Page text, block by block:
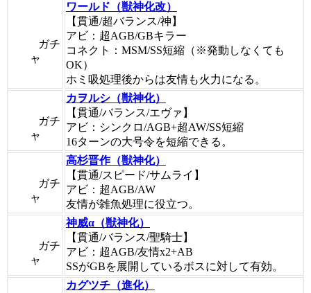
ガチ
ャ
ワールド（獣神化改）
【貫通/超バランス/神】
アビ：超AGB/GBキラー
コネクト：MSM/SS短縮（※発動しなくても
OK）
ホミ吸処理後からは友情も火力になる。
ガチ
ャ
カヲルシ（獣神化）
【貫通/バランス/エヴァ】
アビ：シンクロ/AGB+超AW/SS短縮
16ターンの大号令を短縮できる。
ガチ
ャ
高杉晋作（獣神化）
【貫通/スピード/サムライ】
アビ：超AGB/AW
友情が雑魚処理に役立つ。
ガチ
ャ
神威α（獣神化）
【貫通/バランス/聖騎士】
アビ：超AGB/友情x2+AB
SSがGBを展開しているボスに対して有効。
カグツチ（進化）